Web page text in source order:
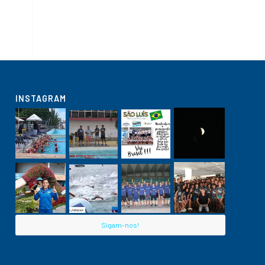
INSTAGRAM
Sigam-nos!